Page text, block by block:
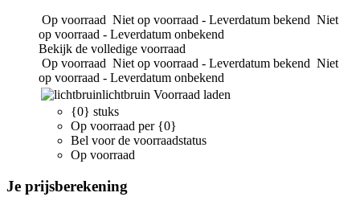
Op voorraad Niet op voorraad - Leverdatum bekend Niet
op voorraad - Leverdatum onbekend
Bekijk de volledige voorraad
Op voorraad Niet op voorraad - Leverdatum bekend Niet
op voorraad - Leverdatum onbekend
lichtbruin Voorraad laden
{0} stuks
Op voorraad per {0}
Bel voor de voorraadstatus
Op voorraad
Je prijsberekening